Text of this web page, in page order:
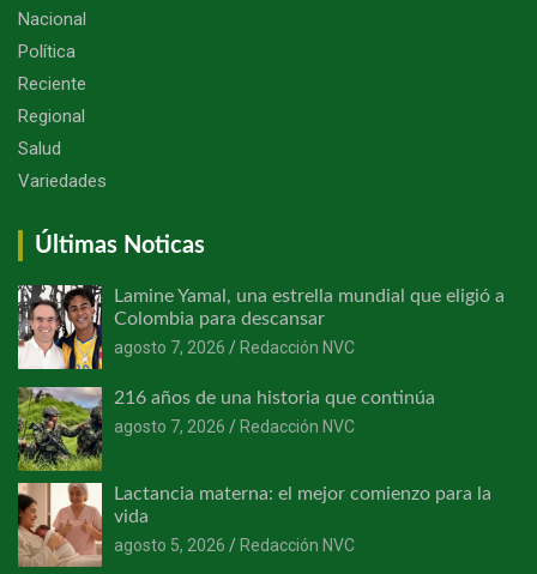
Nacional
Política
Reciente
Regional
Salud
Variedades
Últimas Noticas
Lamine Yamal, una estrella mundial que eligió a
Colombia para descansar
agosto 7, 2026
Redacción NVC
216 años de una historia que continúa
agosto 7, 2026
Redacción NVC
Lactancia materna: el mejor comienzo para la
vida
agosto 5, 2026
Redacción NVC